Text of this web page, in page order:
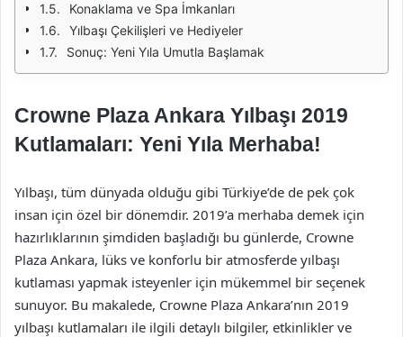
Konaklama ve Spa İmkanları
Yılbaşı Çekilişleri ve Hediyeler
Sonuç: Yeni Yıla Umutla Başlamak
Crowne Plaza Ankara Yılbaşı 2019
Kutlamaları: Yeni Yıla Merhaba!
Yılbaşı, tüm dünyada olduğu gibi Türkiye’de de pek çok
insan için özel bir dönemdir. 2019’a merhaba demek için
hazırlıklarının şimdiden başladığı bu günlerde, Crowne
Plaza Ankara, lüks ve konforlu bir atmosferde yılbaşı
kutlaması yapmak isteyenler için mükemmel bir seçenek
sunuyor. Bu makalede, Crowne Plaza Ankara’nın 2019
yılbaşı kutlamaları ile ilgili detaylı bilgiler, etkinlikler ve